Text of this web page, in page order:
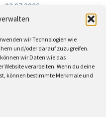
wir Technologien wie
und/oder darauf zuzugreifen.
wir Daten wie das
Website verarbeiten. Wenn du deine
können bestimmte Merkmale und
mit Joe Astray
in the Green in der